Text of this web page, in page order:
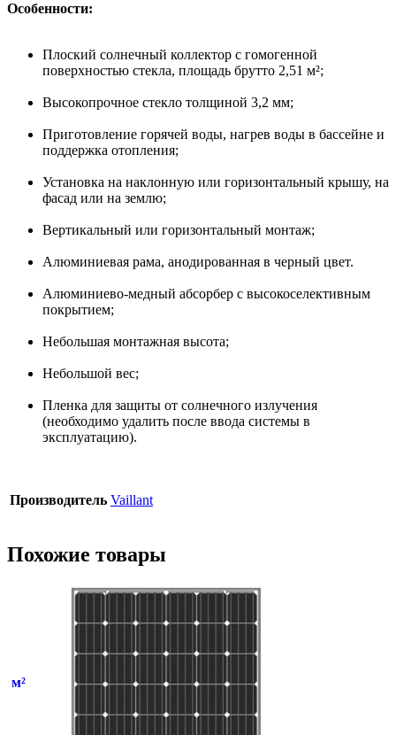
Особенности:
Плоский солнечный коллектор с гомогенной
поверхностью стекла, площадь брутто 2,51 м²;
Высокопрочное стекло толщиной 3,2 мм;
Приготовление горячей воды, нагрев воды в бассейне и
поддержка отопления;
Установка на наклонную или горизонтальный крышу, на
фасад или на землю;
Вертикальный или горизонтальный монтаж;
Алюминиевая рама, анодированная в черный цвет.
Алюминиево-медный абсорбер с высокоселективным
покрытием;
Небольшая монтажная высота;
Небольшой вес;
Пленка для защиты от солнечного излучения
(необходимо удалить после ввода системы в
эксплуатацию).
Производитель Vaillant
Похожие товары
м²